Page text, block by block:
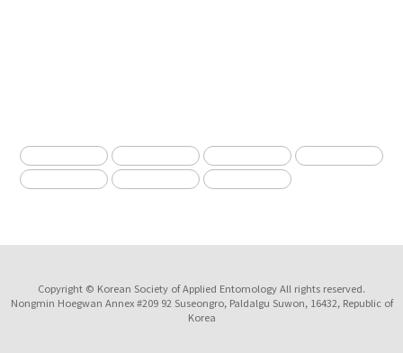
Copyright © Korean Society of Applied Entomology All rights reserved.
Nongmin Hoegwan Annex #209 92 Suseongro, Paldalgu Suwon, 16432, Republic of
Korea